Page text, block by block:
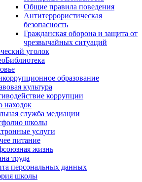
Общие правила поведения
Антитеррористическая
безопасность
Гражданская оборона и защита от
чрезвычайных ситуаций
уголок
образование
культура
коррупции
находок
служба медиации
школы
услуги
питание
жизнь
труда
персональных данных
школы